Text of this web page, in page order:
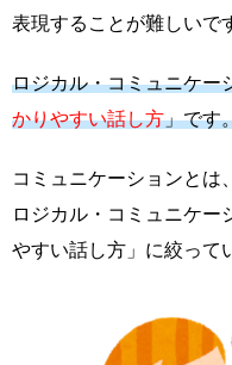
表現することが難しいで
ロジカル・コミュニケー
かりやすい話し方」です
コミュニケーションとは
ロジカル・コミュニケー
やすい話し方」に絞って